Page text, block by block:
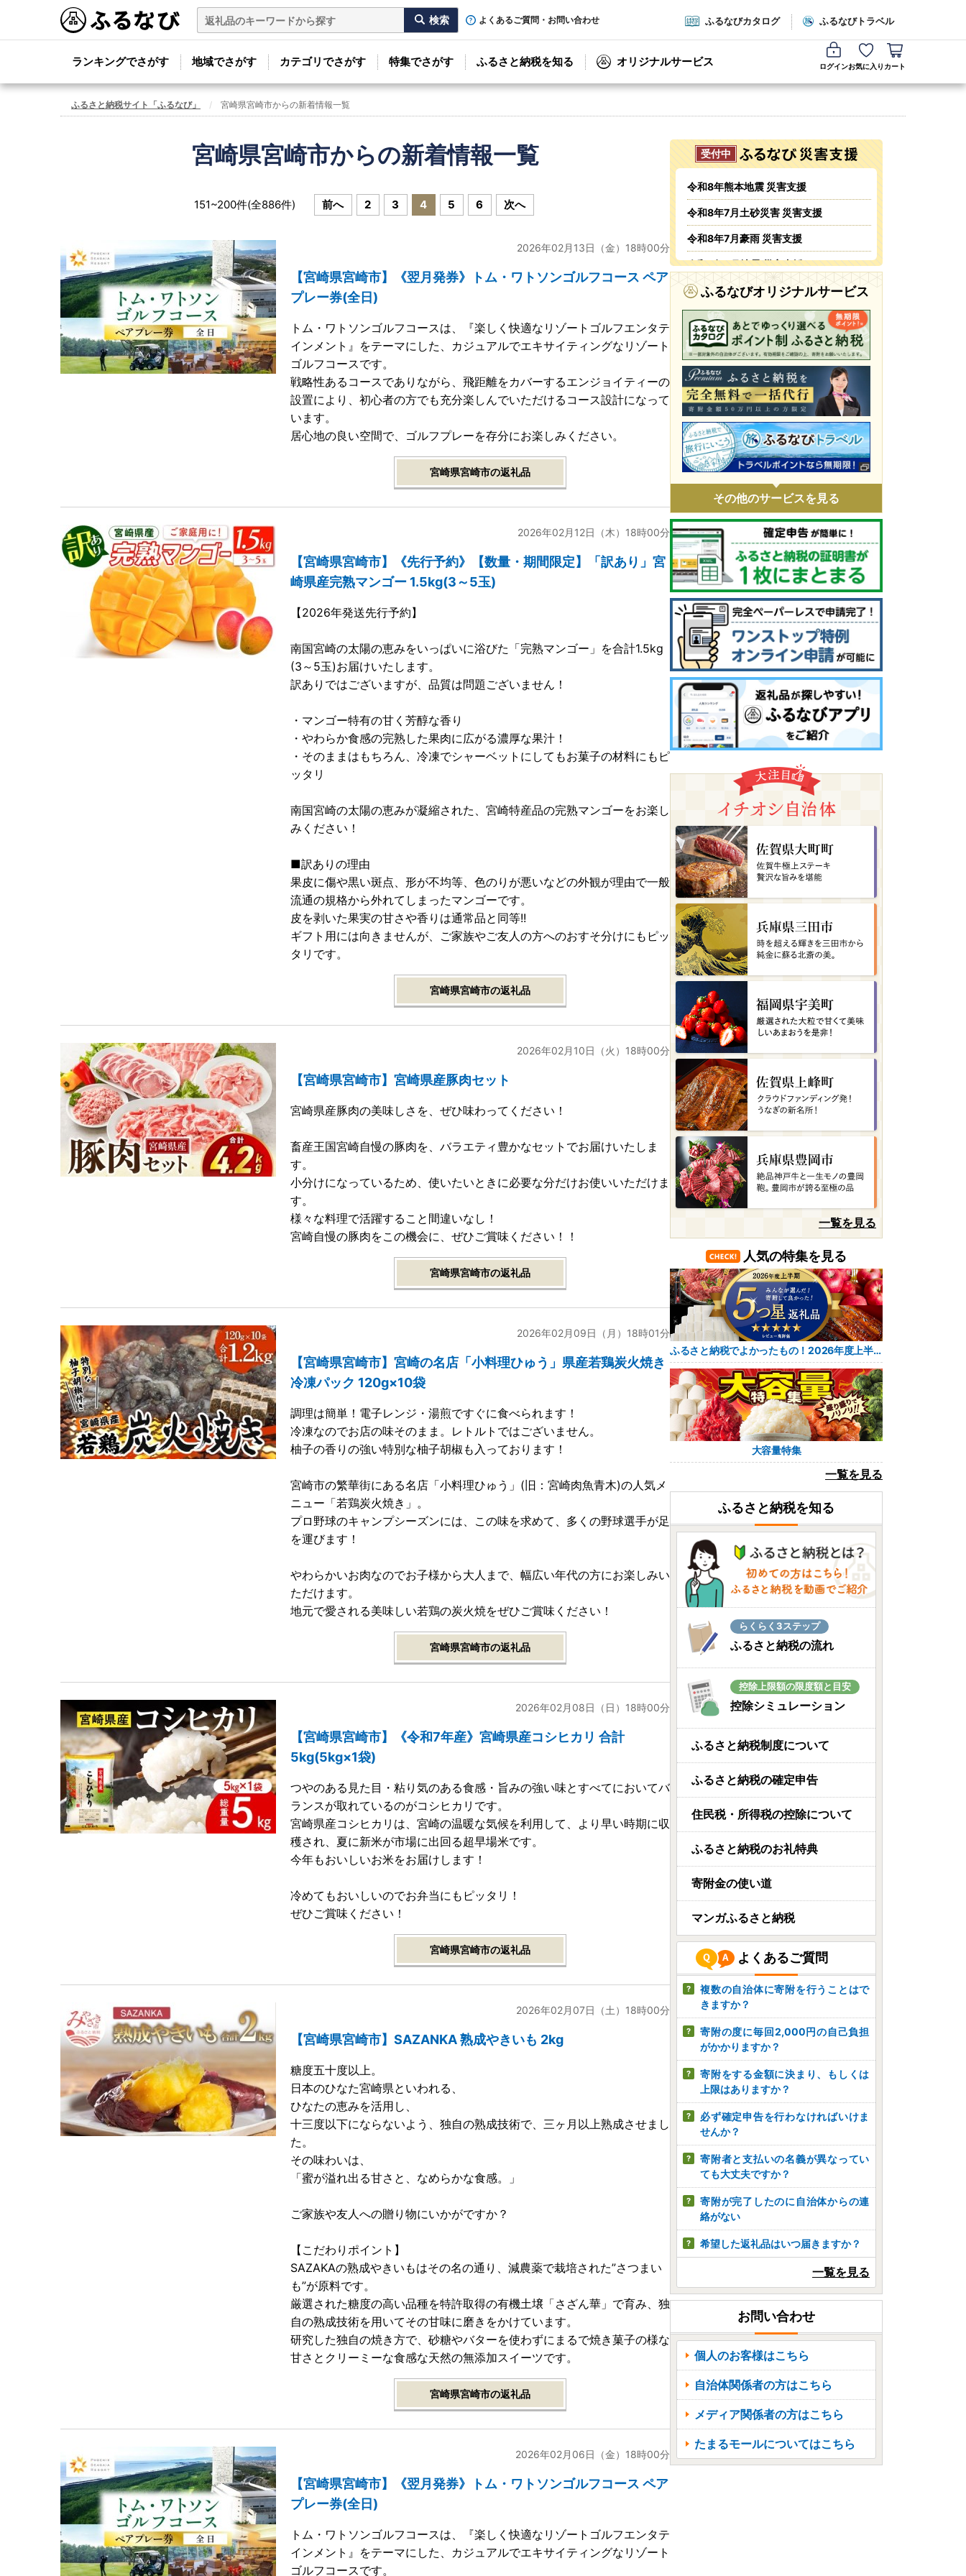
よくあるご質問・お問い合わせ ふるなびカタログ ふるなびトラベル
ランキングでさがす 地域でさがす カテゴリでさがす 特集でさがす ふるさと納税を知る オリジナルサービス ログインお気に入り カート
ふるさと納税サイト「ふるなび」 宮崎県宮崎市からの新着情報一覧
宮崎県宮崎市からの新着情報一覧
151~200件(全886件) 前へ 2 3 4 5 6 次へ
2026年02月13日（金）18時00分
【宮崎県宮崎市】《翌月発券》トム・ワトソンゴルフコース ペア
プレー券(全日)
トム・ワトソンゴルフコースは、『楽しく快適なリゾートゴルフエンタテ
インメント』をテーマにした、カジュアルでエキサイティングなリゾート
ゴルフコースです。
戦略性あるコースでありながら、飛距離をカバーするエンジョイティーの
設置により、初心者の方でも充分楽しんでいただけるコース設計になって
います。
居心地の良い空間で、ゴルフプレーを存分にお楽しみください。
宮崎県宮崎市の返礼品
2026年02月12日（木）18時00分
【宮崎県宮崎市】《先行予約》【数量・期間限定】「訳あり」宮
崎県産完熟マンゴー 1.5kg(3～5玉)
【2026年発送先行予約】
南国宮崎の太陽の恵みをいっぱいに浴びた「完熟マンゴー」を合計1.5kg
(3～5玉)お届けいたします。
訳ありではございますが、品質は問題ございません！
・マンゴー特有の甘く芳醇な香り
・やわらか食感の完熟した果肉に広がる濃厚な果汁！
・そのままはもちろん、冷凍でシャーベットにしてもお菓子の材料にもピ
ッタリ
南国宮崎の太陽の恵みが凝縮された、宮崎特産品の完熟マンゴーをお楽し
みください！
■訳ありの理由
果皮に傷や黒い斑点、形が不均等、色のりが悪いなどの外観が理由で一般
流通の規格から外れてしまったマンゴーです。
皮を剥いた果実の甘さや香りは通常品と同等!!
ギフト用には向きませんが、ご家族やご友人の方へのおすそ分けにもピッ
タリです。
宮崎県宮崎市の返礼品
2026年02月10日（火）18時00分
【宮崎県宮崎市】宮崎県産豚肉セット
宮崎県産豚肉の美味しさを、ぜひ味わってください！
畜産王国宮崎自慢の豚肉を、バラエティ豊かなセットでお届けいたしま
す。
小分けになっているため、使いたいときに必要な分だけお使いいただけま
す。
様々な料理で活躍すること間違いなし！
宮崎自慢の豚肉をこの機会に、ぜひご賞味ください！！
宮崎県宮崎市の返礼品
2026年02月09日（月）18時01分
【宮崎県宮崎市】宮崎の名店「小料理ひゅう」県産若鶏炭火焼き
冷凍パック 120g×10袋
調理は簡単！電子レンジ・湯煎ですぐに食べられます！
冷凍なのでお店の味そのまま。レトルトではございません。
柚子の香りの強い特別な柚子胡椒も入っております！
宮崎市の繁華街にある名店「小料理ひゅう」(旧：宮崎肉魚青木)の人気メ
ニュー「若鶏炭火焼き」。
プロ野球のキャンプシーズンには、この味を求めて、多くの野球選手が足
を運びます！
やわらかいお肉なのでお子様から大人まで、幅広い年代の方にお楽しみい
ただけます。
地元で愛される美味しい若鶏の炭火焼をぜひご賞味ください！
宮崎県宮崎市の返礼品
2026年02月08日（日）18時00分
【宮崎県宮崎市】《令和7年産》宮崎県産コシヒカリ 合計
5kg(5kg×1袋)
つやのある見た目・粘り気のある食感・旨みの強い味とすべてにおいてバ
ランスが取れているのがコシヒカリです。
宮崎県産コシヒカリは、宮崎の温暖な気候を利用して、より早い時期に収
穫され、夏に新米が市場に出回る超早場米です。
今年もおいしいお米をお届けします！
冷めてもおいしいのでお弁当にもピッタリ！
ぜひご賞味ください！
宮崎県宮崎市の返礼品
2026年02月07日（土）18時00分
【宮崎県宮崎市】SAZANKA 熟成やきいも 2kg
糖度五十度以上。
日本のひなた宮崎県といわれる、
ひなたの恵みを活用し、
十三度以下にならないよう、独自の熟成技術で、三ヶ月以上熟成させまし
た。
その味わいは、
「蜜が溢れ出る甘さと、なめらかな食感。」
ご家族や友人への贈り物にいかがですか？
【こだわりポイント】
SAZAKAの熟成やきいもはその名の通り、減農薬で栽培された”さつまい
も”が原料です。
厳選された糖度の高い品種を特許取得の有機土壌「さざん華」で育み、独
自の熟成技術を用いてその甘味に磨きをかけています。
研究した独自の焼き方で、砂糖やバターを使わずにまるで焼き菓子の様な
甘さとクリーミーな食感な天然の無添加スイーツです。
宮崎県宮崎市の返礼品
2026年02月06日（金）18時00分
【宮崎県宮崎市】《翌月発券》トム・ワトソンゴルフコース ペア
プレー券(全日)
トム・ワトソンゴルフコースは、『楽しく快適なリゾートゴルフエンタテ
インメント』をテーマにした、カジュアルでエキサイティングなリゾート
ゴルフコースです。
令和8年熊本地震 災害支援
令和8年7月土砂災害 災害支援
令和8年7月豪雨 災害支援
令和8年6月地震 災害支援
令和8年6月火災 災害支援
令和8年5・6月台風・豪雨 災害支援
令和8年4月火災 災害支援
令和8年1月豪雪 災害支援
令和7年11月火災 災害支援
令和7年9・10月台風・豪雨 災害支援
令和7年 埼玉県白岡市役所火災に伴う支
援
令和7年1・2月豪雪 災害支援
令和6年9月能登豪雨 災害支援
令和6年能登半島地震 災害支援
ウクライナ情勢による人道支援
ふるなびオリジナルサービス
その他のサービスを見る
一覧を見る
人気の特集を見る
ふるさと納税でよかったもの！2026年度上半期 レビュー5つ星返礼品
大容量特集
一覧を見る
ふるさと納税を知る
らくらく3ステップ
ふるさと納税の流れ
控除上限額の限度額と目安
控除シミュレーション
ふるさと納税制度について
ふるさと納税の確定申告
住民税・所得税の控除について
ふるさと納税のお礼特典
寄附金の使い道
マンガふるさと納税
よくあるご質問
複数の自治体に寄附を行うことはで
きますか？
寄附の度に毎回2,000円の自己負担
がかかりますか？
寄附をする金額に決まり、もしくは
上限はありますか？
必ず確定申告を行わなければいけま
せんか？
寄附者と支払いの名義が異なってい
ても大丈夫ですか？
寄附が完了したのに自治体からの連
絡がない
希望した返礼品はいつ届きますか？
一覧を見る
お問い合わせ
個人のお客様はこちら
自治体関係者の方はこちら
メディア関係者の方はこちら
たまるモールについてはこちら